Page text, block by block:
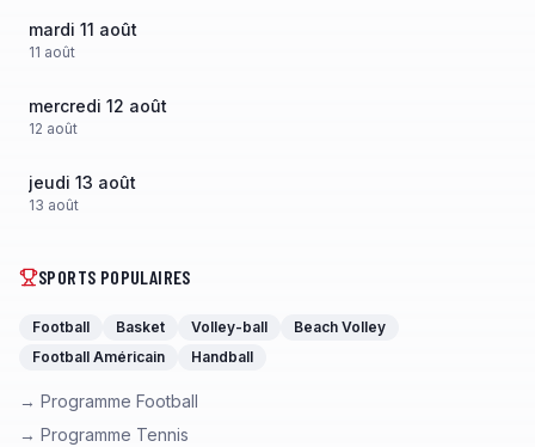
mardi 11 août
11 août
mercredi 12 août
12 août
jeudi 13 août
13 août
SPORTS POPULAIRES
Football Basket Volley-ball
Beach Volley
Football Américain
Handball
→ Programme Football
→ Programme Tennis